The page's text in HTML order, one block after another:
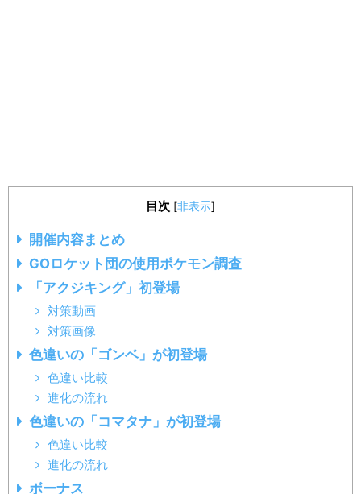
目次 [非表示]
開催内容まとめ
GOロケット団の使用ポケモン調査
「アクジキング」初登場
対策動画
対策画像
色違いの「ゴンベ」が初登場
色違い比較
進化の流れ
色違いの「コマタナ」が初登場
色違い比較
進化の流れ
ボーナス